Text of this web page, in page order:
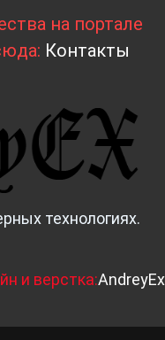
на портале
Контакты
технологиях.
и верстка:AndreyEx